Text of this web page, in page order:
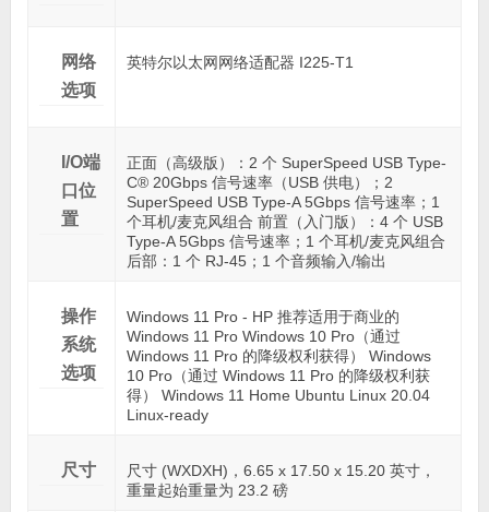
网络
选项
英特尔以太网网络适配器 I225-T1
I/O端
口位
置
正面（高级版）：2 个 SuperSpeed USB Type-
C® 20Gbps 信号速率（USB 供电）；2
SuperSpeed USB Type-A 5Gbps 信号速率；1
个耳机/麦克风组合 前置（入门版）：4 个 USB
Type-A 5Gbps 信号速率；1 个耳机/麦克风组合
后部：1 个 RJ-45；1 个音频输入/输出
操作
系统
选项
Windows 11 Pro - HP 推荐适用于商业的
Windows 11 Pro Windows 10 Pro（通过
Windows 11 Pro 的降级权利获得） Windows
10 Pro（通过 Windows 11 Pro 的降级权利获
得） Windows 11 Home Ubuntu Linux 20.04
Linux-ready
尺寸
尺寸 (WXDXH)，6.65 x 17.50 x 15.20 英寸，
重量起始重量为 23.2 磅